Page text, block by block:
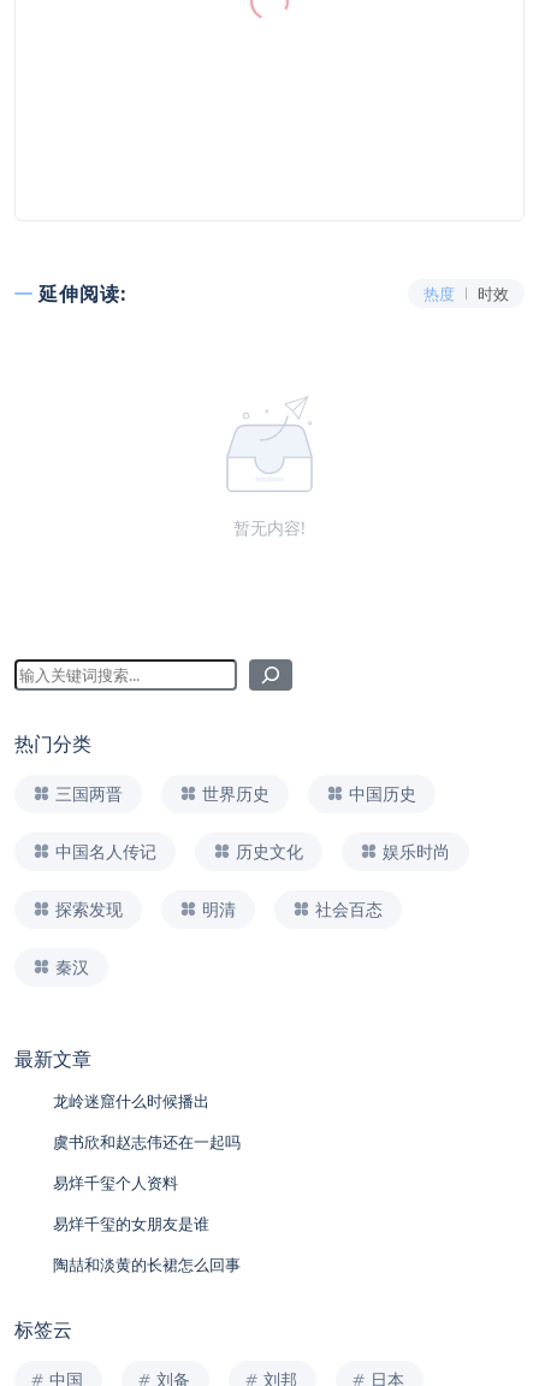
延伸阅读: 热度 时效
暂无内容!
热门分类
三国两晋 世界历史 中国历史
中国名人传记 历史文化 娱乐时尚
探索发现 明清 社会百态
秦汉
最新文章
龙岭迷窟什么时候播出
虞书欣和赵志伟还在一起吗
易烊千玺个人资料
易烊千玺的女朋友是谁
陶喆和淡黄的长裙怎么回事
标签云
中国 刘备 刘邦 日本